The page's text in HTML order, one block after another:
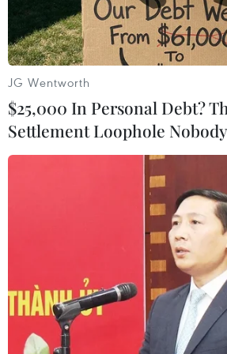
Hàn Quốc.
Phần lớn lượng xe xuất khẩu
Hàn Quốc hiện được sản
cao kỷ lục so với đồng USD
muốn tăng cường sức cạnh
cách xuất khẩu
của hãng ở Princeton, bang
Toyota cho biết, hãng có kế
khoảng 600 chiếc Sienna/năm
Sienna là một mẫu xe
chạy nhất ở Mỹ, Canada và
JG Wentworth
$25,000 In Personal Debt?
Settlement Loophole